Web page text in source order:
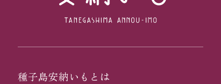
種子島安納いもとは